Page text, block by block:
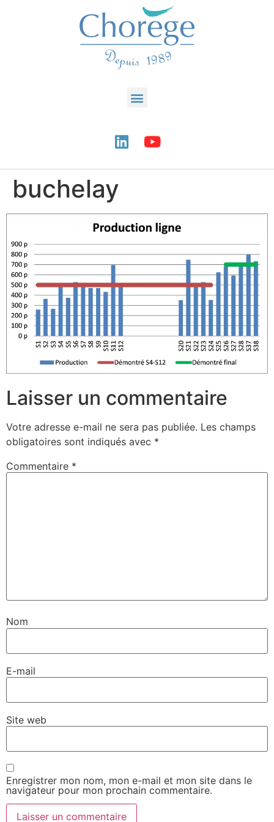
buchelay
Laisser un commentaire
Votre adresse e-mail ne sera pas publiée. Les champs
obligatoires sont indiqués avec *
Commentaire *
Nom
E-mail
Site web
Enregistrer mon nom, mon e-mail et mon site dans le
navigateur pour mon prochain commentaire.